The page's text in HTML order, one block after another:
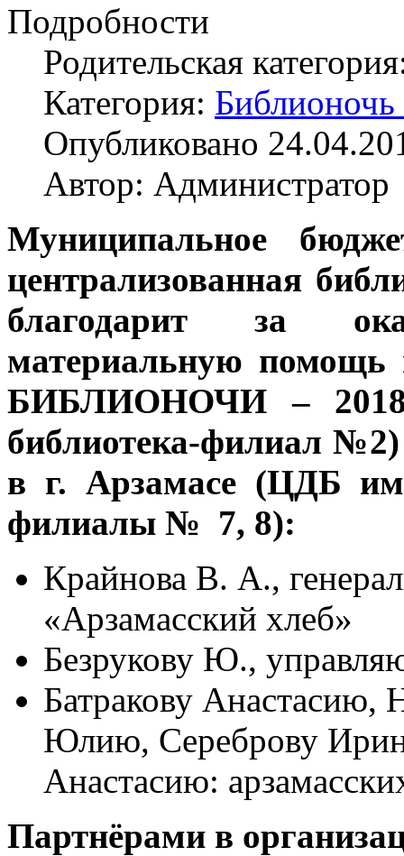
Подробности
Родительская
Категория:
Опубликовано
Автор: Администратор
Муниципальное
централизованная
благодарит за
материальную помощь
БИБЛИОНОЧИ –
библиотека-филиал
в г. Арзамасе (ЦДБ
филиалы № 7, 8):
Крайнова В. А.,
«Арзамасский хлеб»
Безрукову Ю.,
Батракову Анастасию,
Юлию, Сереброву
Анастасию:
Партнёрами в